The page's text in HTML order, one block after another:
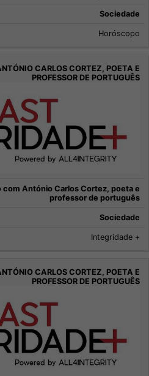
Sociedade
Horóscopo
com António Carlos Cortez, poeta e
professor de português
Sociedade
Integridade +